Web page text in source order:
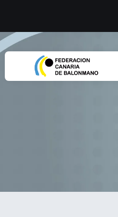
EL